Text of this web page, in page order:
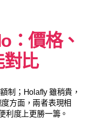
：價格、
比
制；Holafly 雖稍貴，
方面，兩者表現相
利度上更勝一籌。